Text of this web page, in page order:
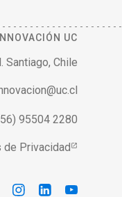
UC
Santiago, Chile
95504 2280
de Privacidad